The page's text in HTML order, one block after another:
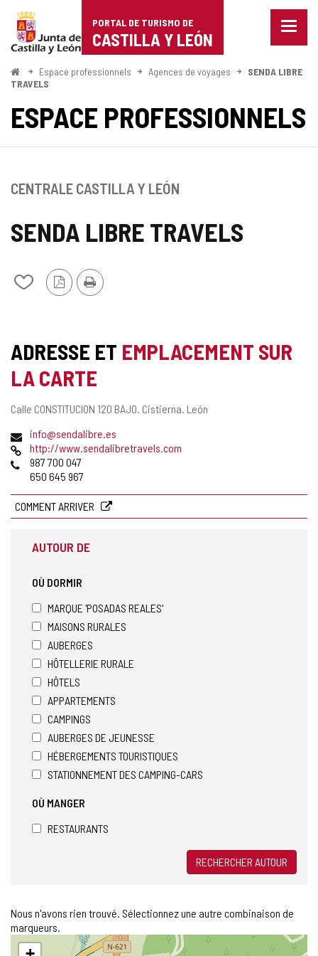
Portal
de
Turismo
de
Castilla
y
León
PORTAL DE TURISMO DE
CASTILLA Y LEÓN
Menu
les
<
Accueil
Espace professionnels Agences de voyages
SENDA LIBRE
TRAVELS
ESPACE PROFESSIONNELS
SENDA LIBRE TRAVELS
Ajouter/retirer
Version
PDF
Imprimer
CENTRALE CASTILLA Y LEÓN
ADRESSE ET EMPLACEMENT SUR
LA CARTE
Adresse
Calle CONSTITUCION 120 BAJO. Cistierna. León
Adresse
de
courrier
électronique
info@sendalibre.es
Page
Web
http://www.sendalibretravels.com
Téléphones
987 700 047
650 645 967
COMMENT ARRIVER
AUTOUR DE
OÙ DORMIR
MARQUE 'POSADAS REALES'
MAISONS RURALES
AUBERGES
HÔTELLERIE RURALE
HÔTELS
APPARTEMENTS
CAMPINGS
AUBERGES DE JEUNESSE
HÉBERGEMENTS TOURISTIQUES
STATIONNEMENT DES CAMPING-CARS
OÙ MANGER
RESTAURANTS
RECHERCHER AUTOUR
Nous n'avons rien trouvé. Sélectionnez une autre combinaison de
marqueurs.
Sauter